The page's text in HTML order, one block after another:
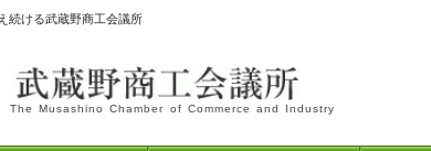
続ける武蔵野商工会議所
The Musashino Chamber of Commerce and Industry